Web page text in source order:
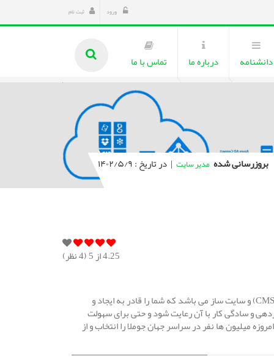
ورود ثبت نام
دانشنامه درباره ما تماس با ما
بروزرسانی شده مدیر سایت | در تاریخ : ۱۴۰۲/۵/۹
4.25از 5 ( 4نظر)
اگر شما هم در عرصه وب فعالیت نسبتا بالایی دارید ، حتما عبارت جوملا به گوشتان خورده است جوملا (Joomla) یک سیستم مدیریت محتوا (CMS) و سایت ساز می باشد که شما را قادر به ایجاد و
و سادگی کار با آن رعایت شود و حتی برای سهولت
میلیون ها نفر در سراسر جهان جوملا را انتخاب و از